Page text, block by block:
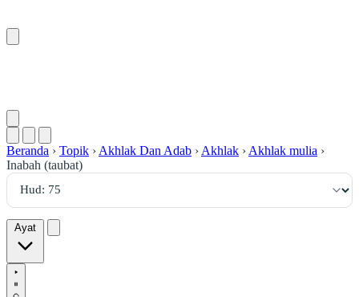
Beranda › Topik › Akhlak Dan Adab › Akhlak › Akhlak mulia ›
Inabah (taubat)
Ayat